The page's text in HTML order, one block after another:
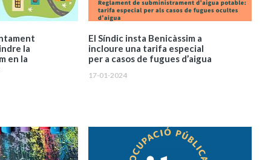
la
en la
El Síndic insta Benicàssim a
incloure una tarifa especial
per a casos de fugues d’aigua
17-01-2024